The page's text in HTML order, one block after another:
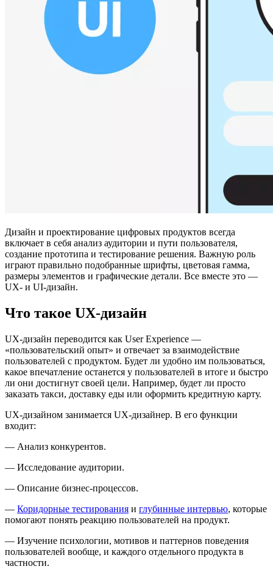
Дизайн и проектирование цифровых продуктов всегда
включает в себя анализ аудитории и пути пользователя,
создание прототипа и тестирование решения. Важную роль
играют правильно подобранные шрифты, цветовая гамма,
размеры элементов и графические детали. Все вместе это —
UX- и UI-дизайн.
Что такое UX-дизайн
UX-дизайн переводится как User Experience —
«пользовательский опыт» и отвечает за взаимодействие
пользователей с продуктом. Будет ли удобно им пользоваться,
какое впечатление останется у пользователей в итоге и быстро
ли они достигнут своей цели. Например, будет ли просто
заказать такси, доставку еды или оформить кредитную карту.
UX-дизайном занимается UX-дизайнер. В его функции
входит:
— Анализ конкурентов.
— Исследование аудитории.
— Описание бизнес-процессов.
— Коридорные тестирования и глубинные интервью, которые
помогают понять реакцию пользователей на продукт.
— Изучение психологии, мотивов и паттернов поведения
пользователей вообще, и каждого отдельного продукта в
частности.